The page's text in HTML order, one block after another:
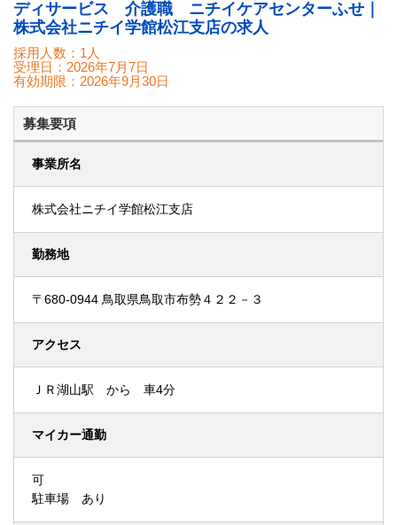
ディサービス 介護職 ニチイケアセンターふせ｜
株式会社ニチイ学館松江支店の求人
採用人数：1人
受理日： 2026年7月7日
有効期限： 2026年9月30日
募集要項
事業所名
株式会社ニチイ学館松江支店
勤務地
〒680-0944 鳥取県鳥取市布勢４２２－３
アクセス
ＪＲ湖山駅 から 車4分
マイカー通勤
可
駐車場 あり